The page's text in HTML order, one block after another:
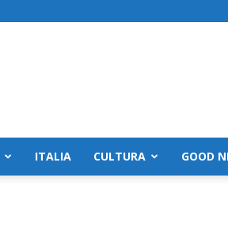
ITALIA CULTURA GOOD